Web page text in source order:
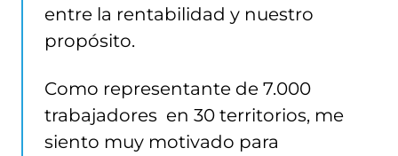
entre la rentabilidad y nuestro
propósito.
Como representante de 7.000
trabajadores en 30 territorios, me
siento muy motivado para